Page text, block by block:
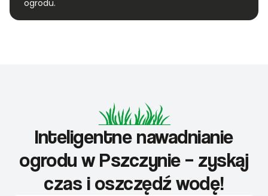
ogrodu.
Inteligentne nawadnianie
ogrodu w Pszczynie – zyskaj
czas i oszczędź wodę!